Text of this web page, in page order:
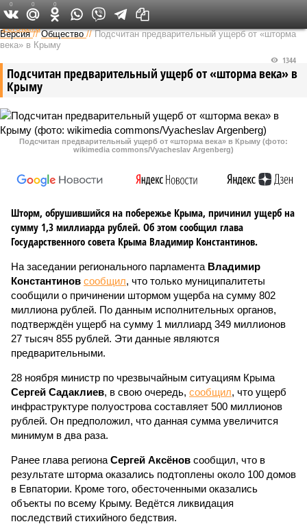
Федеральный выпуск
Версия //Общество //Подсчитан предварительный ущерб от «шторма
века» в Крыму
Подсчитан предварительный ущерб от «шторма века» в
Крыму
1344
Подсчитан предварительный ущерб от «шторма века» в Крыму (фото:
wikimedia commons/Vyacheslav Argenberg)
Шторм, обрушившийся на побережье Крыма, причинил ущерб на
сумму 1,3 миллиарда рублей. Об этом сообщил глава
Государственного совета Крыма Владимир Константинов.
На заседании регионального парламента Владимир
Константинов сообщил, что только муниципалитеты
сообщили о причинении штормом ущерба на сумму 802
миллиона рублей. По данным исполнительных органов,
подтверждён ущерб на сумму 1 миллиард 349 миллионов
27 тысяч 855 рублей. Эти данные являются
предварительными.
28 ноября министр по чрезвычайным ситуациям Крыма
Сергей Садаклиев, в свою очередь, сообщил, что ущерб
инфраструктуре полуострова составляет 500 миллионов
рублей. Он предположил, что данная сумма увеличится
минимум в два раза.
Ранее глава региона Сергей Аксёнов сообщил, что в
результате шторма оказались подтоплены около 100 домов
в Евпатории. Кроме того, обесточенными оказались
объекты по всему Крыму. Ведётся ликвидация
последствий стихийного бедствия.
0 0 0